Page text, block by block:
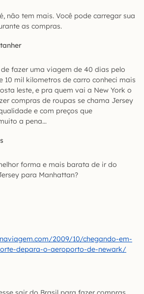
não tem mais. Você pode carregar sua
as compras.
fazer uma viagem de 40 dias pelo
10 mil kilometros de carro conheci mais
leste, e pra quem vai a New York o
compras de roupas se chama Jersey
e com preços que
a pena…
forma e mais barata de ir do
para Manhattan?
2009/10/chegando-em-
depara-o-aeroporto-de-newark/